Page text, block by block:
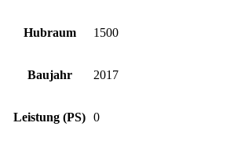
Hubraum 1500
Baujahr 2017
Leistung (PS) 0